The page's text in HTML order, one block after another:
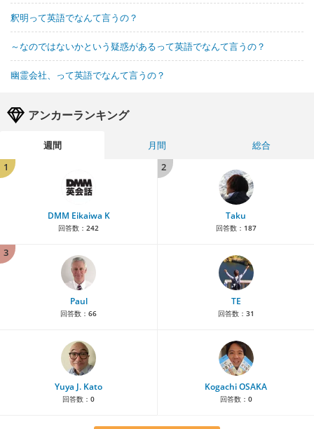
釈明って英語でなんて言うの？
～なのではないかという疑惑があるって英語でなんて言うの？
幽霊会社、って英語でなんて言うの？
アンカーランキング
週間 月間
総合
1
DMM Eikaiwa K
回答数： 242
2
Taku
回答数： 187
3
Paul
回答数： 66
TE
回答数： 31
Yuya J. Kato
回答数： 0
Kogachi OSAKA
回答数： 0